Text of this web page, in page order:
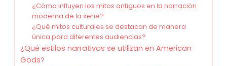
¿Cómo influyen los mitos antiguos en la narración
moderna de la serie?
¿Qué mitos culturales se destacan de manera
única para diferentes audiencias?
¿Qué estilos narrativos se utilizan en American
Gods?